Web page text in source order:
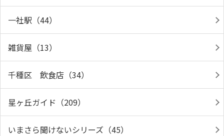
一社駅（44）
雑貨屋（13）
千種区 飲食店（34）
星ヶ丘ガイド（209）
いまさら聞けないシリーズ（45）